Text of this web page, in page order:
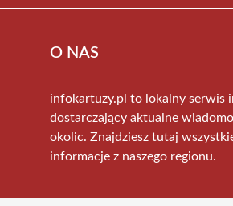
O NAS
infokartuzy.pl to lokalny serwis
dostarczający aktualne
okolic. Znajdziesz tutaj
informacje z naszego regionu.